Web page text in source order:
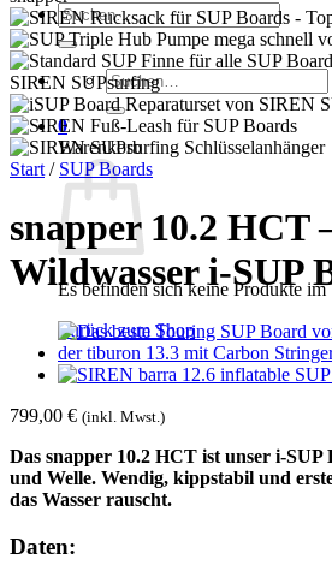
Suchen
nach:
Suchen
nach:
0
Warenkorb
Es befinden sich keine Produkte im
Zurück zum Shop
Start / SUP Boards
snapper 10.2 HCT
Wildwasser i-SUP
799,00 € (inkl. Mwst.)
Das snapper 10.2 HCT ist unser i-
und Welle. Wendig, kippstabil und
das Wasser rauscht.
Daten: